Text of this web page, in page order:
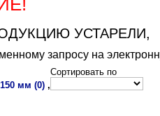
УСТАРЕЛИ,
запросу на
150 мм (0) ,
Сортировать по